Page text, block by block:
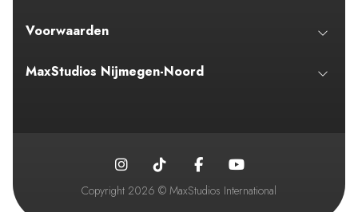
Voorwaarden
MaxStudios Nijmegen-Noord
Copyright 2026 © MaxStudios International